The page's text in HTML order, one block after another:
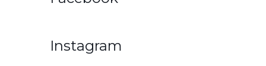
Instagram